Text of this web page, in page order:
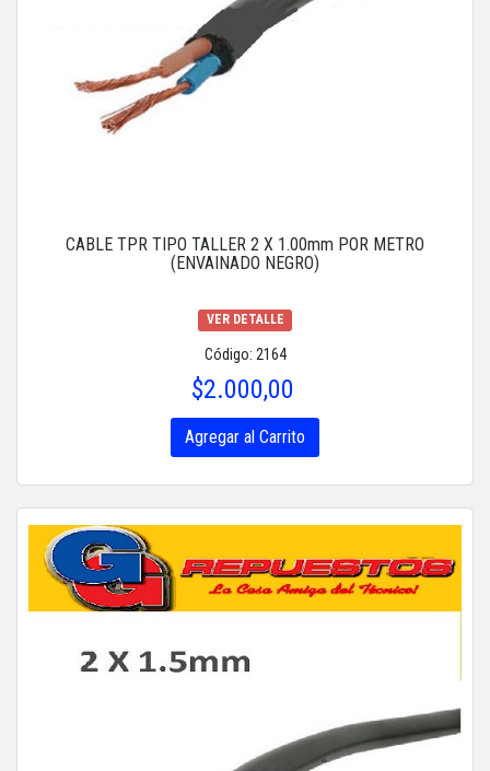
CABLE TPR TIPO TALLER 2 X 1.00mm POR METRO
(ENVAINADO NEGRO)
VER DETALLE
Código: 2164
$2.000,00
Agregar al Carrito